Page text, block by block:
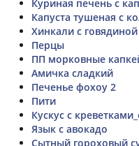
Куриная печень с
Капуста тушеная с
Хинкали с
Перцы
ПП морковные
Амичка сладкий
Печенье фохоу 2
Пити
Кускус с
Язык с авокадо
Сытный гороховый